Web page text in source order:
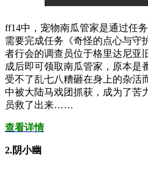
ff14中，宠物南瓜管家是通过任
需要完成任务《奇怪的点心与守
者行会的调查员位于格里达尼亚
成后即可领取南瓜管家，原本是
受不了乱七八糟砸在身上的杂活
中被大陆马戏团抓获，成为了苦
员救了出来……
查看详情
2.阴小幽